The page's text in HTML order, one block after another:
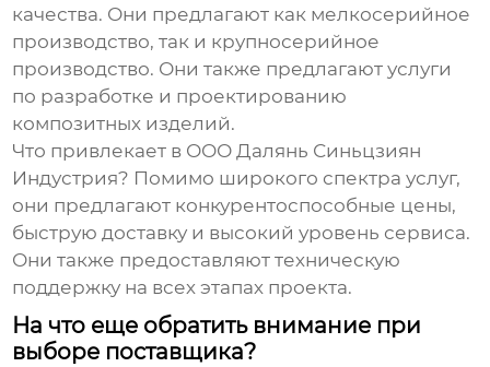
качества. Они предлагают как мелкосерийное
производство, так и крупносерийное
производство. Они также предлагают услуги
по разработке и проектированию
композитных изделий.
Что привлекает в ООО Далянь Синьцзиян
Индустрия? Помимо широкого спектра услуг,
они предлагают конкурентоспособные цены,
быструю доставку и высокий уровень сервиса.
Они также предоставляют техническую
поддержку на всех этапах проекта.
На что еще обратить внимание при
выборе поставщика?